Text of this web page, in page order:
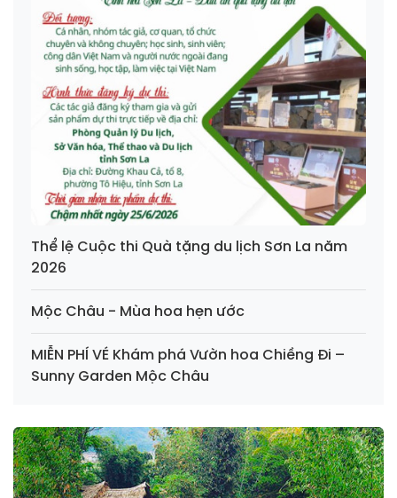
Thể lệ Cuộc thi Quà tặng du lịch Sơn La năm
2026
Mộc Châu - Mùa hoa hẹn ước
MIỄN PHÍ VÉ Khám phá Vườn hoa Chiềng Đi –
Sunny Garden Mộc Châu